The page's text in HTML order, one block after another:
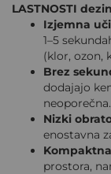
LASTNOSTI
Izjemna
1–5
(klor, ozon,
Brez
dodajajo
neoporečna.
Nizki
enostavna
prostora,